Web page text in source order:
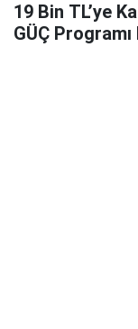
19 Bin TL’ye
GÜÇ Programı